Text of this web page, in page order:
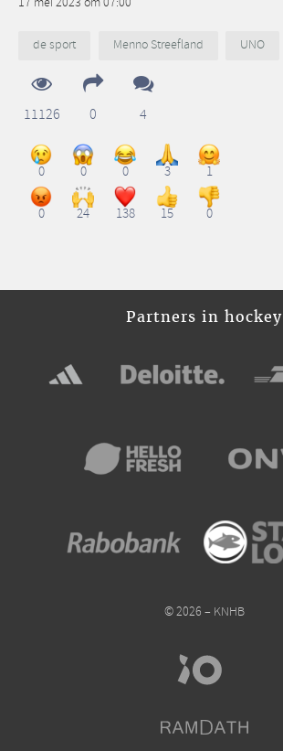
de sport Menno Streefland UNO
11126 0 4
0 0 0 3 1
0 24 138 15 0
Partners in hockey
© 2026 – KNHB